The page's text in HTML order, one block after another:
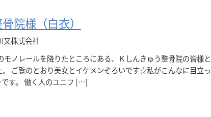
院様（白衣）
又株式会社
モノレールを降りたところにある、Ｋしんきゅう整骨院の皆様と
ご覧のとおり美女とイケメンぞろいです☆私がこんなに目立っ
す。 働く人のユニフ […]